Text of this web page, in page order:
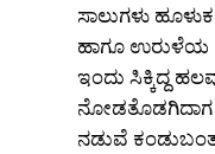
ಸಾಲುಗಳು
ಹಾಗೂ ಉರುಳೆಯ
ಇಂದು ಸಿಕ್ಕಿದ್ದ
ನೋಡತೊಡಗಿದಾಗ
ನಡುವೆ